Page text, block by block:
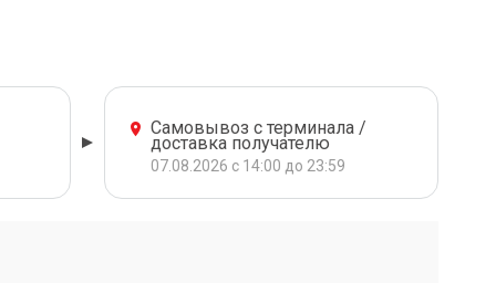
Самовывоз с терминала /
доставка получателю
07.08.2026 с 14:00 до 23:59